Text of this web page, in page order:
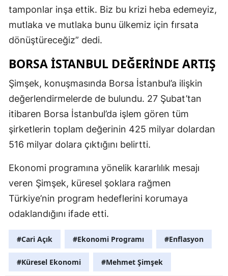
tamponlar inşa ettik. Biz bu krizi heba edemeyiz,
mutlaka ve mutlaka bunu ülkemiz için fırsata
dönüştüreceğiz” dedi.
BORSA İSTANBUL DEĞERINDE ARTIŞ
Şimşek, konuşmasında Borsa İstanbul’a ilişkin
değerlendirmelerde de bulundu. 27 Şubat’tan
itibaren Borsa İstanbul’da işlem gören tüm
şirketlerin toplam değerinin 425 milyar dolardan
516 milyar dolara çıktığını belirtti.
Ekonomi programına yönelik kararlılık mesajı
veren Şimşek, küresel şoklara rağmen
Türkiye’nin program hedeflerini korumaya
odaklandığını ifade etti.
#Cari Açık #Ekonomi Programı #Enflasyon
#Küresel Ekonomi #Mehmet Şimşek